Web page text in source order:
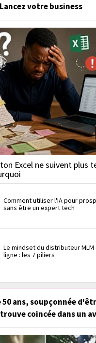
Lancez votre business
Excel ne suivent plus
Comment utiliser l'IA pour
sans être un expert tech
Le mindset du distributeur
ligne : les 7 piliers
50 ans, soupçonnée
coincée dans un